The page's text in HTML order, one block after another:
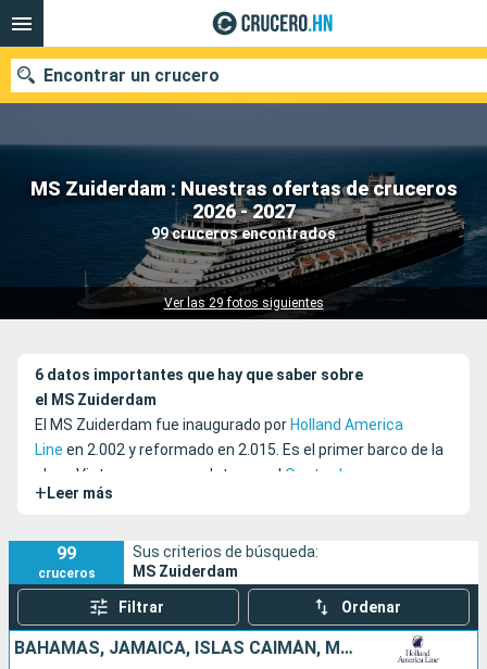
MS Zuiderdam : Nuestras ofertas de cruceros
2026 - 2027
99 cruceros encontrados
Ver las 29 fotos siguientes
Encontrar un crucero
Nuestros destinos
Fecha de salida
Puertos Compañías
6 datos importantes que hay que saber sobre
el MS Zuiderdam
El MS Zuiderdam fue inaugurado por Holland America
Line en 2.002 y reformado en 2.015. Es el primer barco de la
clase Vista, que se completa con el Oosterdam
elWesterdam
+ Leer más
99
cruceros
Sus criterios de búsqueda:
MS Zuiderdam
Filtrar Ordenar
BAHAMAS, JAMAICA, ISLAS CAIMÁN, MÉXICO, ESTADOS UNIDOS